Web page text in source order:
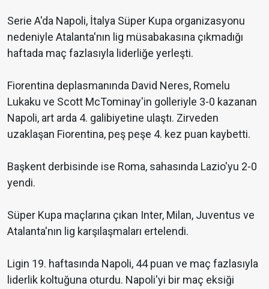
Serie A'da Napoli, İtalya Süper Kupa organizasyonu
nedeniyle Atalanta'nın lig müsabakasına çıkmadığı
haftada maç fazlasıyla liderliğe yerleşti.
Fiorentina deplasmanında David Neres, Romelu
Lukaku ve Scott McTominay'in golleriyle 3-0 kazanan
Napoli, art arda 4. galibiyetine ulaştı. Zirveden
uzaklaşan Fiorentina, peş peşe 4. kez puan kaybetti.
Başkent derbisinde ise Roma, sahasında Lazio'yu 2-0
yendi.
Süper Kupa maçlarına çıkan Inter, Milan, Juventus ve
Atalanta'nın lig karşılaşmaları ertelendi.
Ligin 19. haftasında Napoli, 44 puan ve maç fazlasıyla
liderlik koltuğuna oturdu. Napoli'yi bir maç eksiği